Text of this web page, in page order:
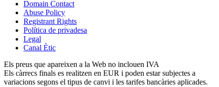
Domain Contact
Abuse Policy
Registrant Rights
Política de privadesa
Legal
Canal Ètic
Els preus que apareixen a la Web no inclouen IVA
Els càrrecs finals es realitzen en EUR i poden estar subjectes a
variacions segons el tipus de canvi i les tarifes bancàries aplicades.